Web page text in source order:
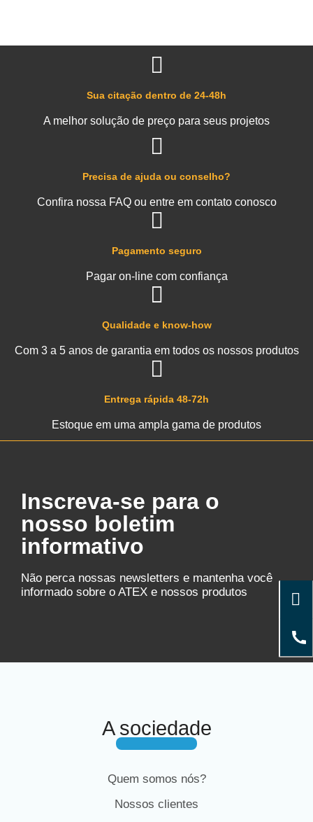
Entrega rápida 48-72h
Estoque em uma ampla gama de produtos
Qualidade e know-how
Com 3 a 5 anos de garantia em todos os nossos produtos
Pagamento seguro
Pagar on-line com confiança
Precisa de ajuda ou conselho?
Confira nossa FAQ ou entre em contato conosco
Sua citação dentro de 24-48h
A melhor solução de preço para seus projetos
Inscreva-se para o
nosso boletim
informativo
Não perca nossas newsletters e mantenha você
informado sobre o ATEX e nossos produtos
A sociedade
Quem somos nós?
Nossos clientes